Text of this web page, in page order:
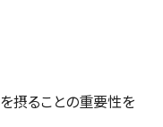
摂ることの重要性を